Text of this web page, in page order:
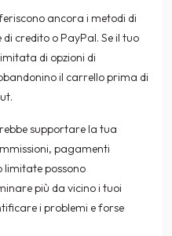
ancora i metodi di
credito o PayPal. Se il tuo
di opzioni di
il carrello prima di
supportare la tua
pagamenti
possono
più da vicino i tuoi
i problemi e forse